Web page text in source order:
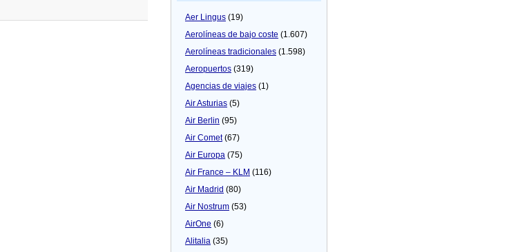
Aer Lingus (19)
Aerolíneas de bajo coste (1.607)
Aerolíneas tradicionales (1.598)
Aeropuertos (319)
Agencias de viajes (1)
Air Asturias (5)
Air Berlin (95)
Air Comet(67)
Air Europa (75)
Air France – KLM (116)
Air Madrid (80)
Air Nostrum (53)
AirOne (6)
Alitalia (35)